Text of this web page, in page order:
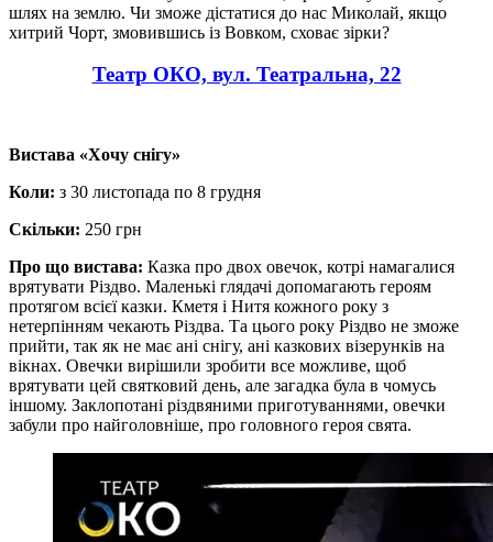
шлях на землю. Чи зможе дістатися до нас Миколай, якщо
хитрий Чорт, змовившись із Вовком, сховає зірки?
Театр ОКО, вул. Театральна, 22
Вистава «Хочу снігу»
Коли: з 30 листопада по 8 грудня
Скільки: 250 грн
Про що вистава: Казка про двох овечок, котрі намагалися
врятувати Різдво. Маленькі глядачі допомагають героям
протягом всієї казки. Кметя і Нитя кожного року з
нетерпінням чекають Різдва. Та цього року Різдво не зможе
прийти, так як не має ані снігу, ані казкових візерунків на
вікнах. Овечки вирішили зробити все можливе, щоб
врятувати цей святковий день, але загадка була в чомусь
іншому. Заклопотані різдвяними приготуваннями, овечки
забули про найголовніше, про головного героя свята.